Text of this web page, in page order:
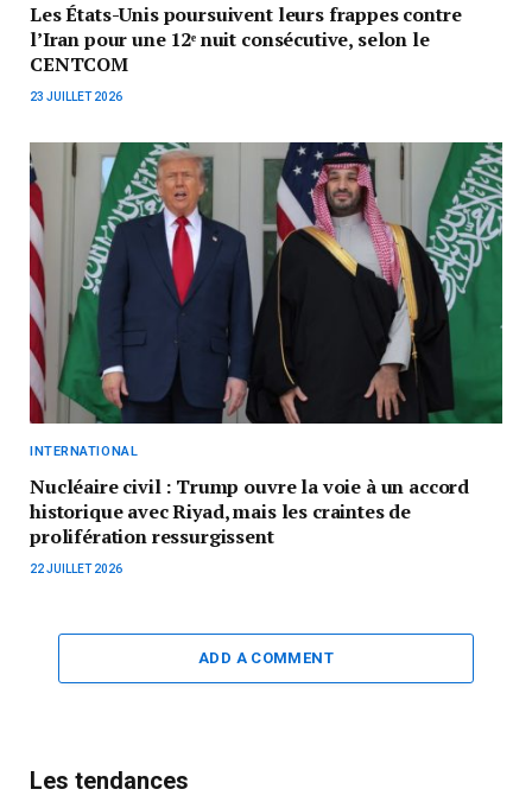
Les États-Unis poursuivent leurs frappes contre
l’Iran pour une 12ᵉ nuit consécutive, selon le
CENTCOM
23 JUILLET 2026
INTERNATIONAL
Nucléaire civil : Trump ouvre la voie à un accord
historique avec Riyad, mais les craintes de
prolifération ressurgissent
22 JUILLET 2026
ADD A COMMENT
Les tendances